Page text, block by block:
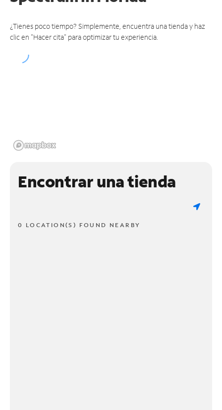
¿Tienes poco tiempo? Simplemente, encuentra una tienda y haz
clic en "Hacer cita" para optimizar tu experiencia.
Encontrar una tienda
0 LOCATION(S) FOUND NEARBY